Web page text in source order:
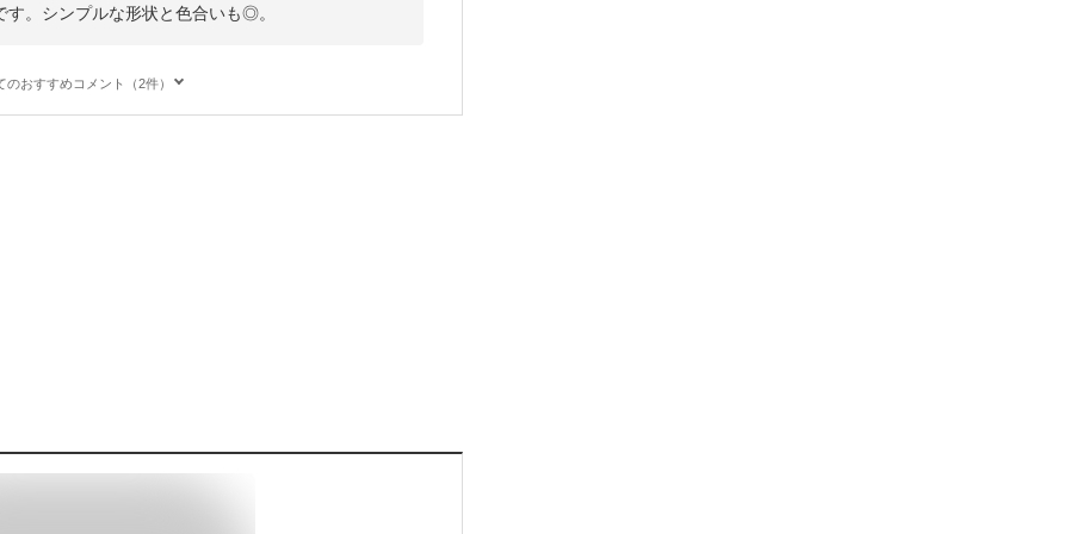
。シンプルな形状と色合いも◎。
のおすすめコメント（2件）